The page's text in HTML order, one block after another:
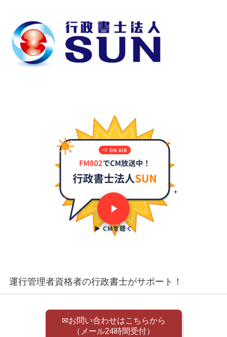
▶ CMを聴く
運行管理者資格者の行政書士がサポート！
✉お問い合わせはこちらから
（メール24時間受付）